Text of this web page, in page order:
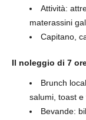
Attività:
materassini
Capitano,
Il noleggio di 7
Brunch
salumi, toast e
Bevande: